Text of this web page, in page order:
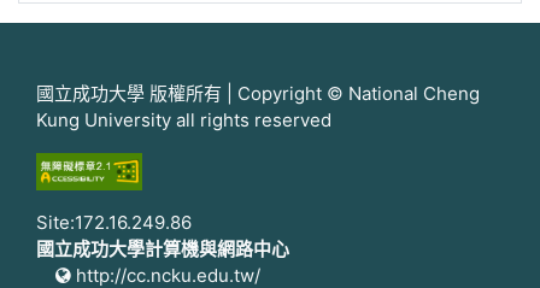
國立成功大學 版權所有 | Copyright © National Cheng
Kung University all rights reserved
Site:172.16.249.86
國立成功大學計算機與網路中心
http://cc.ncku.edu.tw/